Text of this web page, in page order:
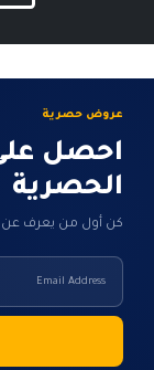
عروض حصرية
احصل
الحصرية
كن أول من يعرف عن